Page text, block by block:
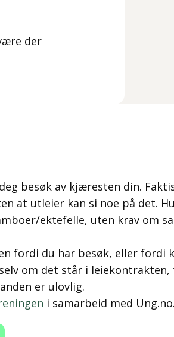
der
besøk av kjæresten din.
at utleier kan si noe på det.
ektefelle, uten krav om
fordi du har besøk, eller fordi
om det står i leiekontrakten,
er ulovlig.
i samarbeid med Ung.no.